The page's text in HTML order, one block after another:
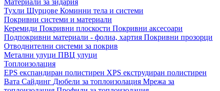
Материали за зидария
Тухли Щурцове Коминни тела и системи
Покривни системи и материали
Керемиди Покривни плоскости Покривни аксесоари
Подпокривни материали - фолиа, хартия Покривни прозорци
Отводнителни системи за покрив
Метални улуци ПВЦ улуци
Топлоизолация
EPS експандиран полистирен XPS екструдиран полистирен
Вата Сайдинг Дюбели за топлоизолация Мрежа за